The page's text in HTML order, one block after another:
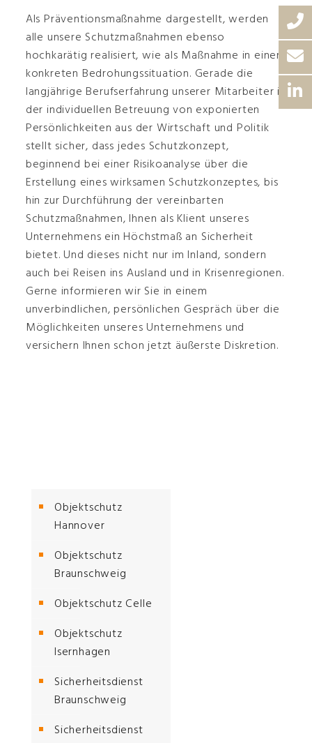
Als Präventionsmaßnahme dargestellt, werden
alle unsere Schutzmaßnahmen ebenso
hochkarätig realisiert, wie als Maßnahme in einer
konkreten Bedrohungssituation. Gerade die
langjährige Berufserfahrung unserer Mitarbeiter in
der individuellen Betreuung von exponierten
Persönlichkeiten aus der Wirtschaft und Politik
stellt sicher, dass jedes Schutzkonzept,
beginnend bei einer Risikoanalyse über die
Erstellung eines wirksamen Schutzkonzeptes, bis
hin zur Durchführung der vereinbarten
Schutzmaßnahmen, Ihnen als Klient unseres
Unternehmens ein Höchstmaß an Sicherheit
bietet. Und dieses nicht nur im Inland, sondern
auch bei Reisen ins Ausland und in Krisenregionen.
Gerne informieren wir Sie in einem
unverbindlichen, persönlichen Gespräch über die
Möglichkeiten unseres Unternehmens und
versichern Ihnen schon jetzt äußerste Diskretion.
Objektschutz
Hannover
Objektschutz
Braunschweig
Objektschutz Celle
Objektschutz
Isernhagen
Sicherheitsdienst
Braunschweig
Sicherheitsdienst